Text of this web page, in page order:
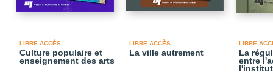
LIBRE ACCÈS
Culture populaire et
enseignement des arts
LIBRE ACCÈS
La ville autrement
LIBRE
La
entre